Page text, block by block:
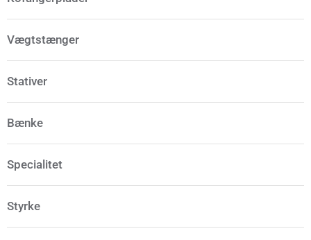
Vægtstænger
Stativer
Bænke
Specialitet
Styrke